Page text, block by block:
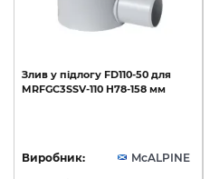
Злив у підлогу FD110-50 для
MRFGC3SSV-110 H78-158 мм
Виробник:
McALPINE